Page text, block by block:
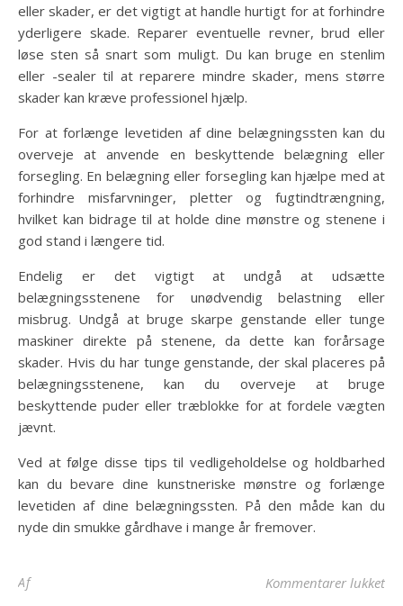
eller skader, er det vigtigt at handle hurtigt for at forhindre
yderligere skade. Reparer eventuelle revner, brud eller
løse sten så snart som muligt. Du kan bruge en stenlim
eller -sealer til at reparere mindre skader, mens større
skader kan kræve professionel hjælp.
For at forlænge levetiden af dine belægningssten kan du
overveje at anvende en beskyttende belægning eller
forsegling. En belægning eller forsegling kan hjælpe med at
forhindre misfarvninger, pletter og fugtindtrængning,
hvilket kan bidrage til at holde dine mønstre og stenene i
god stand i længere tid.
Endelig er det vigtigt at undgå at udsætte
belægningsstenene for unødvendig belastning eller
misbrug. Undgå at bruge skarpe genstande eller tunge
maskiner direkte på stenene, da dette kan forårsage
skader. Hvis du har tunge genstande, der skal placeres på
belægningsstenene, kan du overveje at bruge
beskyttende puder eller træblokke for at fordele vægten
jævnt.
Ved at følge disse tips til vedligeholdelse og holdbarhed
kan du bevare dine kunstneriske mønstre og forlænge
levetiden af dine belægningssten. På den måde kan du
nyde din smukke gårdhave i mange år fremover.
Af Kommentarer lukkettil